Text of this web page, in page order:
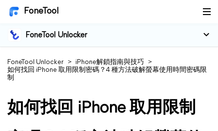
FoneTool
FoneTool Unlocker
FoneTool Unlocker > iPhone解鎖指南與技巧
>
如何找回 iPhone 取用限制密碼？4 種方法破解螢幕使用時間密碼限
制
如何找回 iPhone 取用限制